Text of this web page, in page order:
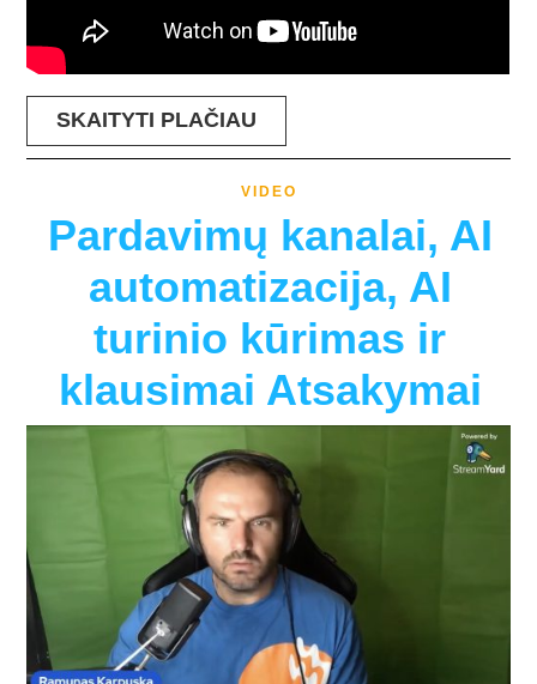
SKAITYTI PLAČIAU
VIDEO
Pardavimų kanalai, AI
automatizacija, AI
turinio kūrimas ir
klausimai Atsakymai